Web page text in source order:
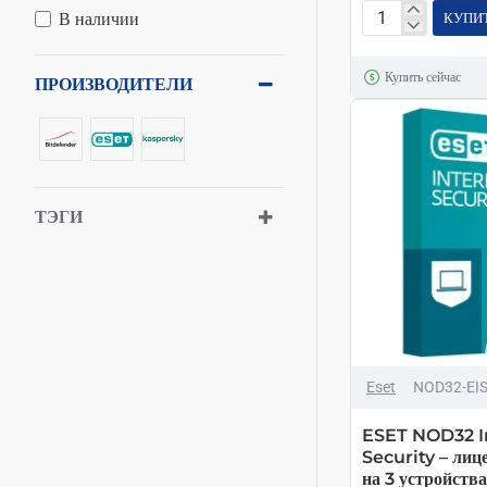
В наличии
ПРОИЗВОДИТЕЛИ
ТЭГИ
Bitdefender
Internet
Security
электронная
Купить сейчас
ТОЛЬКО ОНЛАЙН
Eset NOD32-
ESET NOD32
Security –
на 3 устройства